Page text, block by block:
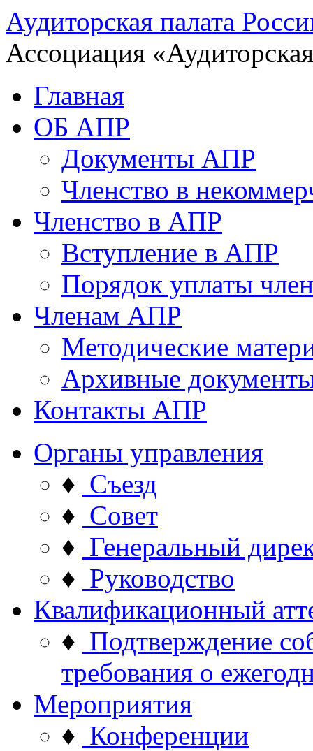
Аудиторская палата
Ассоциация
Главная
ОБ АПР
Документы АПР
Членство в
Членство в АПР
Вступление в АПР
Порядок уплаты
Членам АПР
Методические
Архивные
Контакты АПР
Органы управления
♦ Съезд
♦ Совет
♦ Генеральный
♦ Руководство
Квалификационный
♦ Подтверждение
требования о
Мероприятия
♦ Конференции